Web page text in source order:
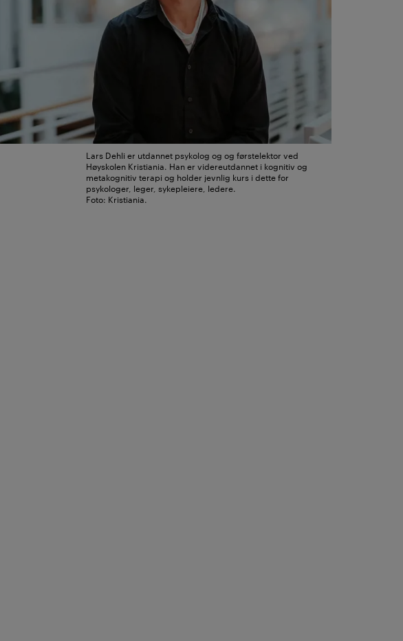
Lars Dehli er utdannet psykolog og og førstelektor ved
Høyskolen Kristiania. Han er videreutdannet i kognitiv og
metakognitiv terapi og holder jevnlig kurs i dette for
psykologer, leger, sykepleiere, ledere.
Foto: Kristiania.